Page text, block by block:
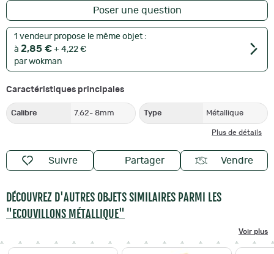
Poser une question
1 vendeur propose le même objet :
à 2,85 € + 4,22 €
par wokman
Caractéristiques principales
Calibre 7.62- 8mm Type Métallique
Plus de détails
Suivre Partager Vendre
DÉCOUVREZ D'AUTRES OBJETS SIMILAIRES PARMI LES
"ECOUVILLONS MÉTALLIQUE"
Voir plus